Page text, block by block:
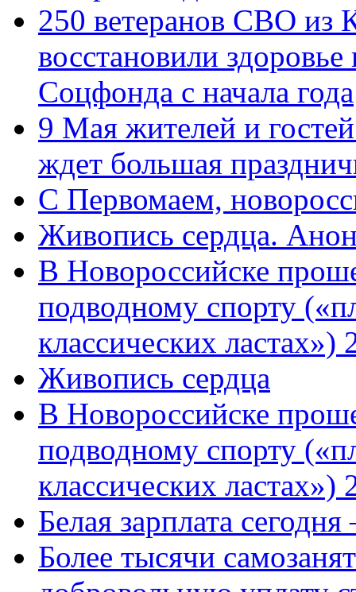
250 ветеранов СВО из
восстановили
Соцфонда с начала года
9 Мая жителей и
ждет большая
C Первомаем,
Живопись сердца.
В Новороссийске
подводному спорту
классических
Живопись сердца
В Новороссийске
подводному спорту
классических ластах»)
Белая зарплата
Более тысячи